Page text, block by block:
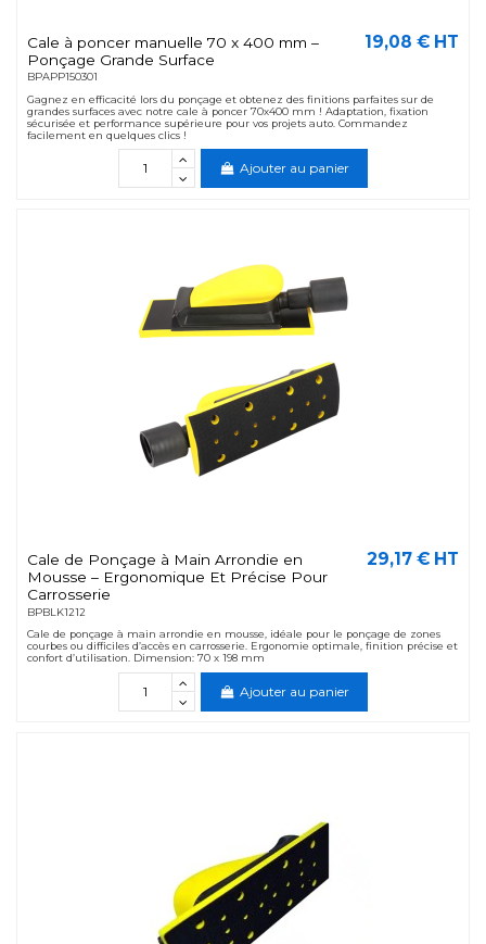
Cale à poncer manuelle 70 x 400 mm –
Ponçage Grande Surface
BPAPP150301
19,08 € HT
Gagnez en efficacité lors du ponçage et obtenez des finitions parfaites sur de
grandes surfaces avec notre cale à poncer 70x400 mm ! Adaptation, fixation
sécurisée et performance supérieure pour vos projets auto. Commandez
facilement en quelques clics !
Ajouter au panier
Cale de Ponçage à Main Arrondie en
Mousse – Ergonomique Et Précise Pour
Carrosserie
BPBLK1212
29,17 € HT
Cale de ponçage à main arrondie en mousse, idéale pour le ponçage de zones
courbes ou difficiles d’accès en carrosserie. Ergonomie optimale, finition précise et
confort d’utilisation. Dimension: 70 x 198 mm
Ajouter au panier